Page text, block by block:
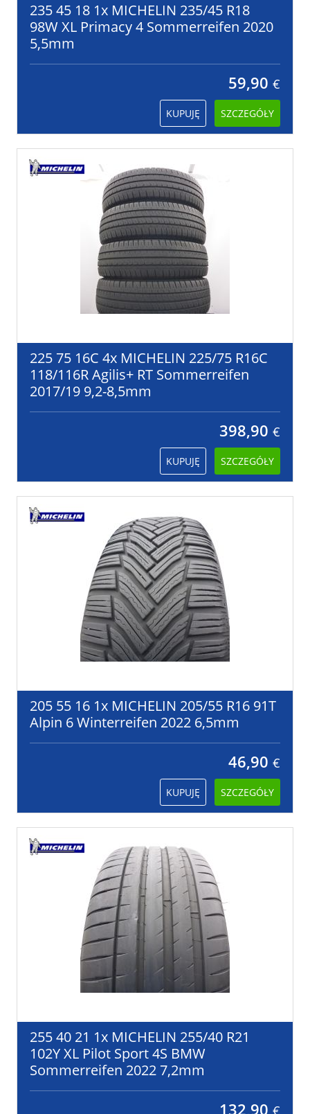
235 45 18 1x MICHELIN 235/45 R18
98W XL Primacy 4 Sommerreifen 2020
5,5mm
59,90 €
KUPUJĘ SZCZEGÓŁY
225 75 16C 4x MICHELIN 225/75 R16C
118/116R Agilis+ RT Sommerreifen
2017/19 9,2-8,5mm
398,90 €
KUPUJĘ SZCZEGÓŁY
205 55 16 1x MICHELIN 205/55 R16 91T
Alpin 6 Winterreifen 2022 6,5mm
46,90 €
KUPUJĘ SZCZEGÓŁY
255 40 21 1x MICHELIN 255/40 R21
102Y XL Pilot Sport 4S BMW
Sommerreifen 2022 7,2mm
132,90